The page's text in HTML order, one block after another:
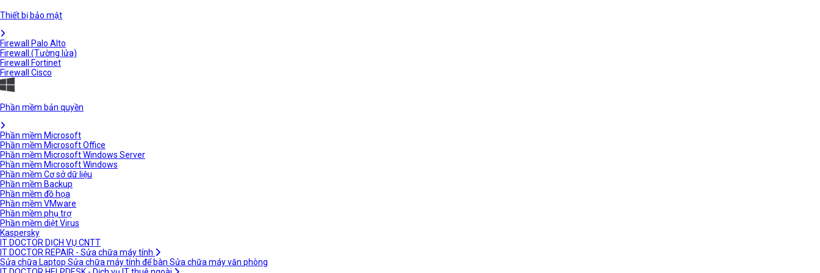
Thiết bị bảo mật
Firewall Palo Alto
Firewall (Tường lửa)
Firewall Fortinet
Firewall Cisco
Phần mềm bản quyền
Phần mềm Microsoft
Phần mềm Microsoft Office
Phần mềm Microsoft Windows Server
Phần mềm Microsoft Windows
Phần mềm Cơ sở dữ liệu
Phần mềm Backup
Phần mềm đồ họa
Phần mềm VMware
Phần mềm phụ trợ
Phần mềm diệt Virus
Kaspersky
IT DOCTOR DỊCH VỤ CNTT
IT DOCTOR REPAIR - Sửa chữa máy tính
Sửa chữa Laptop Sửa chữa máy tính để bàn Sửa chữa máy văn phòng